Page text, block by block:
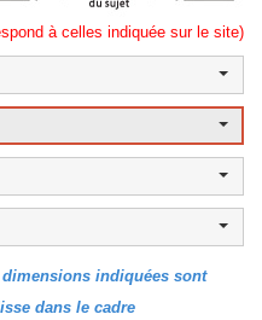
à celles indiquée sur le site)
dimensions indiquées sont
dans le cadre